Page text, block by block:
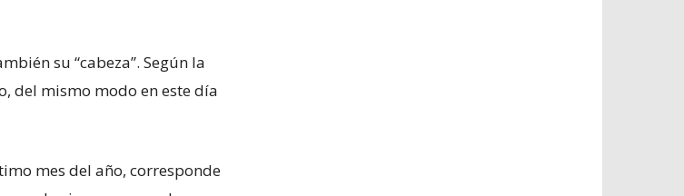
su “cabeza”. Según la
del mismo modo en este día
mes del año, corresponde